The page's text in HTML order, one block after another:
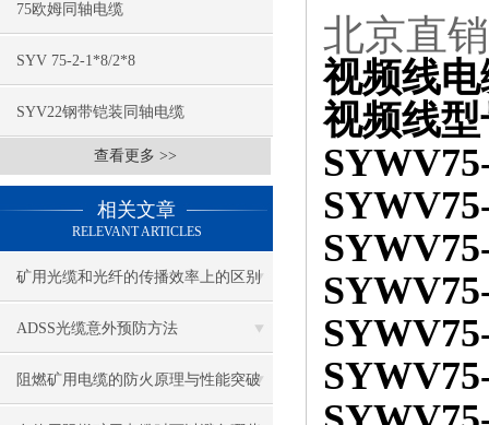
75欧姆同轴电缆
SYV 75-2-1*8/2*8
SYV22钢带铠装同轴电缆
查看更多 >>
相关文章
RELEVANT ARTICLES
矿用光缆和光纤的传播效率上的区别
是什么
ADSS光缆意外预防方法
阻燃矿用电缆的防火原理与性能突破
北京直
视频线
视频